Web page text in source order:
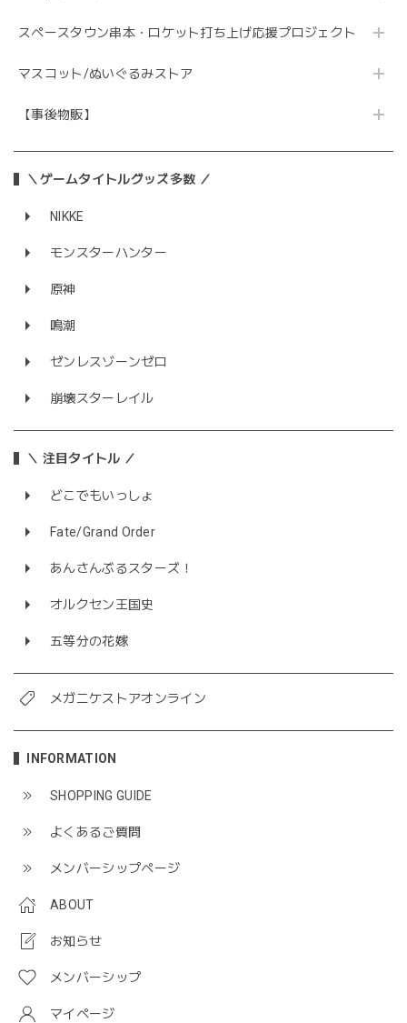
スペースタウン串本・ロケット打ち上げ応援プロジェクト
マスコット/ぬいぐるみストア
【事後物販】
＼ゲームタイトルグッズ多数 ／
NIKKE
モンスターハンター
原神
鳴潮
ゼンレスゾーンゼロ
崩壊スターレイル
＼ 注目タイトル ／
どこでもいっしょ
Fate/Grand Order
あんさんぶるスターズ！
オルクセン王国史
五等分の花嫁
メガニケストアオンライン
INFORMATION
SHOPPING GUIDE
よくあるご質問
メンバーシップページ
ABOUT
お知らせ
メンバーシップ
マイページ